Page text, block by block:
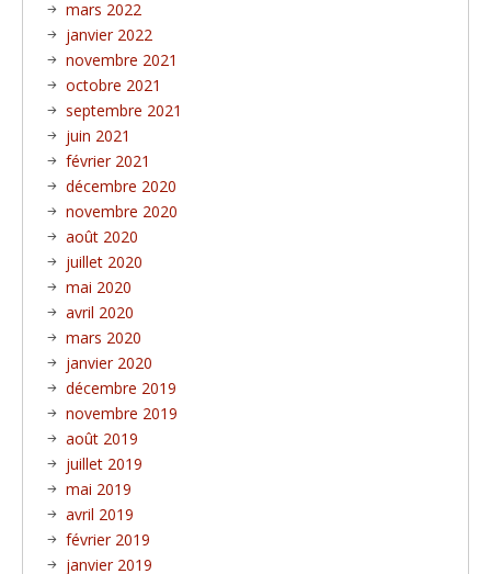
mars 2022
janvier 2022
novembre 2021
octobre 2021
septembre 2021
juin 2021
février 2021
décembre 2020
novembre 2020
août 2020
juillet 2020
mai 2020
avril 2020
mars 2020
janvier 2020
décembre 2019
novembre 2019
août 2019
juillet 2019
mai 2019
avril 2019
février 2019
janvier 2019